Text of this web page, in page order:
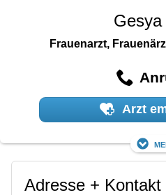
Frauenarzt,
Arzt
Adresse + Kontakt